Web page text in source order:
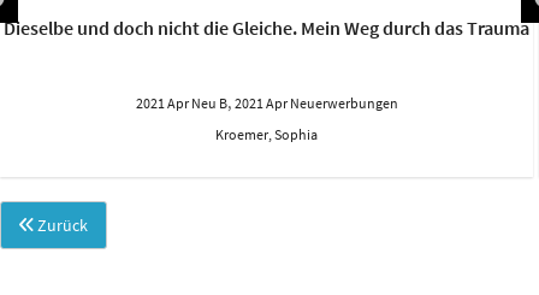
Dieselbe und doch nicht die Gleiche. Mein Weg durch das Trauma
2021 Apr Neu B, 2021 Apr Neuerwerbungen
Kroemer, Sophia
Zurück